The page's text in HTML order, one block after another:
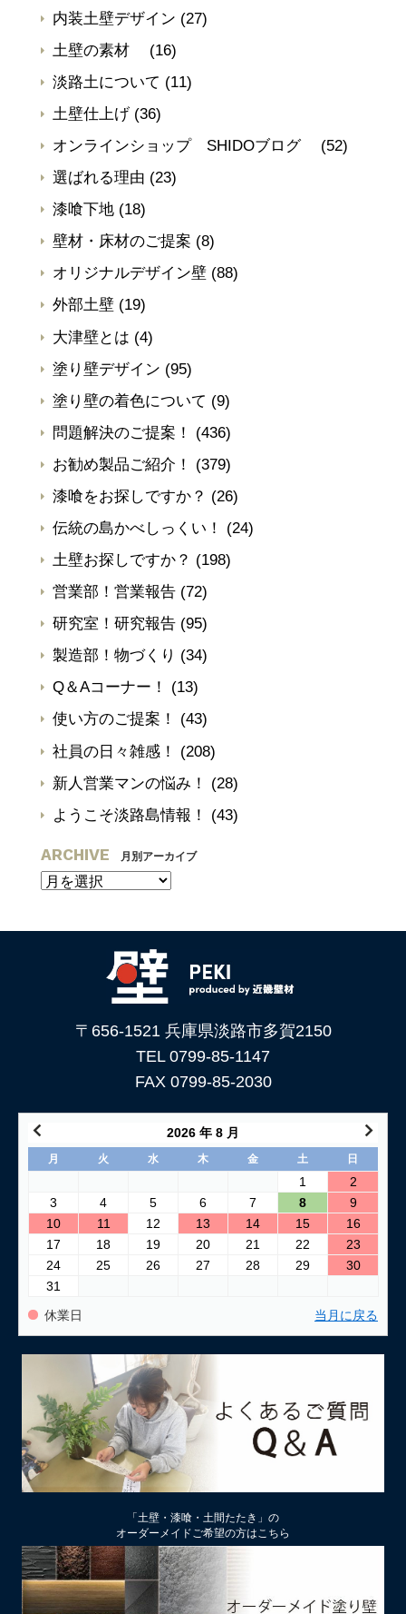
内装土壁デザイン (27)
土壁の素材
(16)
淡路土について (11)
土壁仕上げ(36)
オンラインショップ SHIDOブログ
(52)
選ばれる理由 (23)
漆喰下地 (18)
壁材・床材のご提案 (8)
オリジナルデザイン壁 (88)
外部土壁 (19)
大津壁とは (4)
塗り壁デザイン (95)
塗り壁の着色について (9)
問題解決のご提案！
(436)
お勧め製品ご紹介！
(379)
漆喰をお探しですか？ (26)
伝統の島かべしっくい！
(24)
土壁お探しですか？ (198)
営業部！営業報告 (72)
研究室！研究報告 (95)
製造部！物づくり (34)
Q＆Aコーナー！
(13)
使い方のご提案！
(43)
社員の日々雑感！
(208)
新人営業マンの悩み！
(28)
ようこそ淡路島情報！
(43)
ARCHIVE 月別アーカイブ
〒656-1521 兵庫県淡路市多賀2150
TEL 0799-85-1147
FAX 0799-85-2030
2026 年 8 月
月 火 水 木 金 土 日
1
2
3
4 5 6 7 8
9
10
11 12 13 14 15
16
17
18 19 20 21 22
23
24
25 26 27 28 29
30
31
休業日 当月に戻る
「土壁・漆喰・土間たたき」の
オーダーメイドご希望の方はこちら